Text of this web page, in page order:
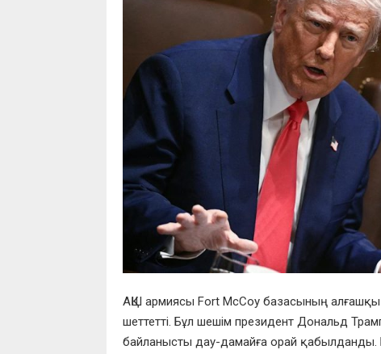
АҚШ армиясы Fort McCoy базасының алғашқы
шеттетті. Бұл шешім президент Дональд
байланысты дау-дамайға орай қабылданды.